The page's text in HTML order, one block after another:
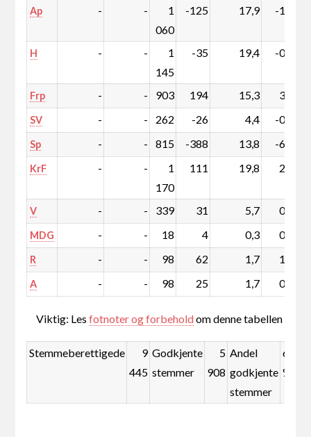
Ap - -
1
060
-125 17,9 -1,6
H - -
1
145
-35 19,4 -0,1
Frp - - 903 194 15,3 3,6
SV - - 262 -26 4,4 -0,3
Sp - - 815 -388 13,8 -6,1
KrF - -
1
170
111 19,8 2,3
V - - 339 31 5,7 0,7
MDG - - 18 4 0,3 0,1
R - - 98 62 1,7 1,1
A - - 98 25 1,7 0,5
Viktig: Lesfotnoter og forbeholdom denne tabellen
Stemmeberettigede
9
445
Godkjente
stemmer
5
908
Andel
godkjente
stemmer
62,6
%